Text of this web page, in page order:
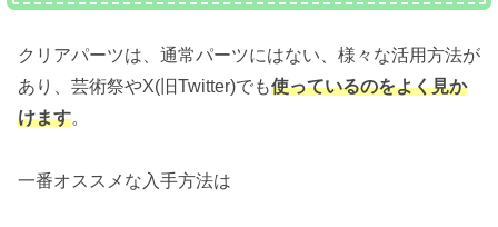
クリアパーツは、通常パーツにはない、様々な活用方法が
あり、芸術祭やX(旧Twitter)でも使っているのをよく見か
けます。
一番オススメな入手方法は